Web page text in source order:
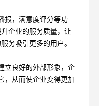
报，满意度评分等功
企业的服务质量，让
务吸引更多的用户。
立良好的外部形象，企
，从而使企业变得更加